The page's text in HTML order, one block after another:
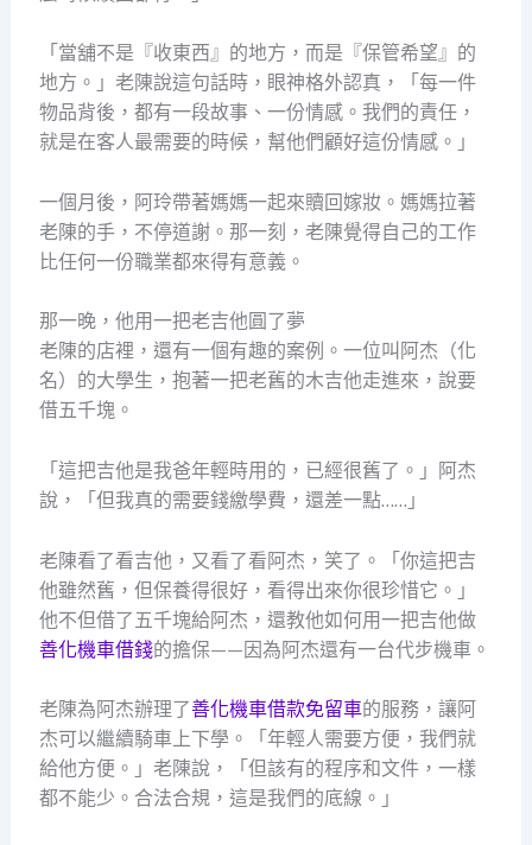
「當舖不是『收東西』的地方，而是『保管希望』的
地方。」老陳說這句話時，眼神格外認真，「每一件
物品背後，都有一段故事、一份情感。我們的責任，
就是在客人最需要的時候，幫他們顧好這份情感。」
一個月後，阿玲帶著媽媽一起來贖回嫁妝。媽媽拉著
老陳的手，不停道謝。那一刻，老陳覺得自己的工作
比任何一份職業都來得有意義。
那一晚，他用一把老吉他圓了夢
老陳的店裡，還有一個有趣的案例。一位叫阿杰（化
名）的大學生，抱著一把老舊的木吉他走進來，說要
借五千塊。
「這把吉他是我爸年輕時用的，已經很舊了。」阿杰
說，「但我真的需要錢繳學費，還差一點……」
老陳看了看吉他，又看了看阿杰，笑了。「你這把吉
他雖然舊，但保養得很好，看得出來你很珍惜它。」
他不但借了五千塊給阿杰，還教他如何用一把吉他做
善化機車借錢的擔保——因為阿杰還有一台代步機車。
老陳為阿杰辦理了善化機車借款免留車的服務，讓阿
杰可以繼續騎車上下學。「年輕人需要方便，我們就
給他方便。」老陳說，「但該有的程序和文件，一樣
都不能少。合法合規，這是我們的底線。」